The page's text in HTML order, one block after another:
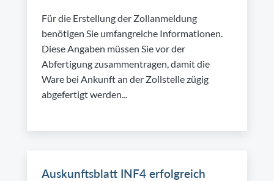
Für die Erstellung der Zollanmeldung
benötigen Sie umfangreiche Informationen.
Diese Angaben müssen Sie vor der
Abfertigung zusammentragen, damit die
Ware bei Ankunft an der Zollstelle zügig
abgefertigt werden...
Auskunftsblatt INF4 erfolgreich